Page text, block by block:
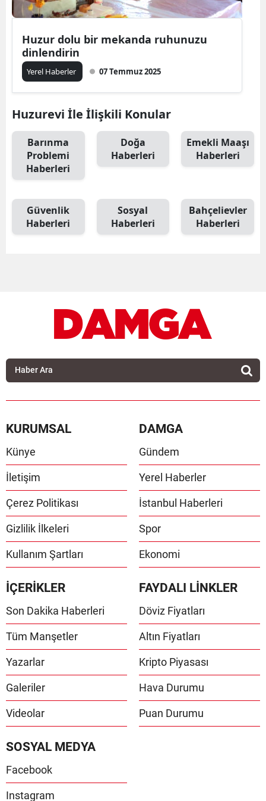
Huzur dolu bir mekanda ruhunuzu
dinlendirin
Yerel Haberler 07 Temmuz 2025
Huzurevi İle İlişkili Konular
Barınma
Problemi
Haberleri
Doğa
Haberleri
Emekli Maaşı
Haberleri
Güvenlik
Haberleri
Sosyal
Haberleri
Bahçelievler
Haberleri
KURUMSAL
Künye
İletişim
Çerez Politikası
Gizlilik İlkeleri
Kullanım Şartları
DAMGA
Gündem
Yerel Haberler
İstanbul Haberleri
Spor
Ekonomi
İÇERİKLER
Son Dakika Haberleri
Tüm Manşetler
Yazarlar
Galeriler
Videolar
FAYDALI LİNKLER
Döviz Fiyatları
Altın Fiyatları
Kripto Piyasası
Hava Durumu
Puan Durumu
SOSYAL MEDYA
Facebook
Instagram